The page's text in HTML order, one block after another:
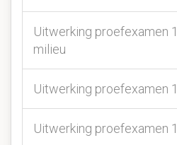
Uitwerking proefexamen
milieu
Uitwerking proefexamen
Uitwerking proefexamen